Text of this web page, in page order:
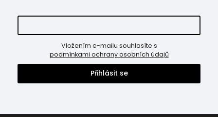
podmínkami ochrany osobních údajů
Přihlásit se